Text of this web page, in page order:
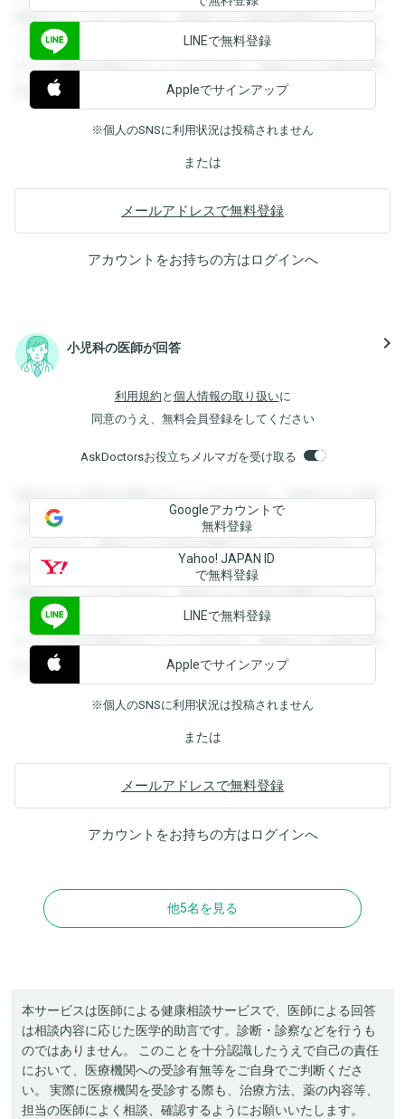
閲覧することができます。登録すると回答を閲覧することが
できます。登録すると回答を閲覧することができます。登録
すると回答を閲覧することができます。登録すると回答を閲
覧することができます。
LINEで無料登録
Appleでサインアップ
※個人のSNSに利用状況は投稿されません
または
メールアドレスで無料登録
アカウントをお持ちの方はログインへ
小児科の医師が回答 navigate_next
利用規約 と 個人情報の取り扱いに
同意のうえ、無料会員登録をしてください
AskDoctorsお役立ちメルマガを受け取る
登録すると回答を閲覧することができます。登録すると回答
を閲覧することができます。登録すると回答を閲覧すること
ができます。登録すると回答を閲覧することができます。登
録すると回答を閲覧することができます。登録すると回答を
閲覧することができます。登録すると回答を閲覧することが
できます。登録すると回答を閲覧することができます。登録
すると回答を閲覧することができます。登録すると回答を閲
覧することができます。
Googleアカウントで
無料登録
Yahoo! JAPAN ID
で無料登録
LINEで無料登録
Appleでサインアップ
※個人のSNSに利用状況は投稿されません
または
メールアドレスで無料登録
アカウントをお持ちの方はログインへ
他5名を見る
本サービスは医師による健康相談サービスで、医師による回答
は相談内容に応じた医学的助言です。診断・診察などを行うも
のではありません。 このことを十分認識したうえで自己の責任
において、医療機関への受診有無等をご自身でご判断くださ
い。 実際に医療機関を受診する際も、治療方法、薬の内容等、
担当の医師によく相談、確認するようにお願いいたします。